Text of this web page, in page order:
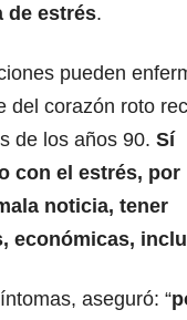
de estrés.
pueden
del corazón roto
de los años 90. Sí
con el estrés, por
noticia, tener
económicas,
aseguró: “